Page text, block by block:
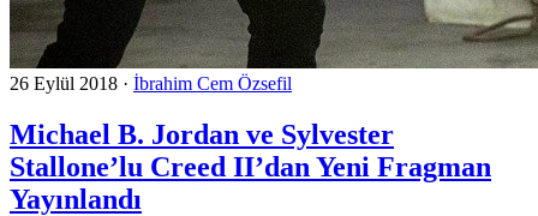
26 Eylül 2018 · İbrahim Cem Özsefil
Michael B. Jordan ve Sylvester
Stallone’lu Creed II’dan Yeni Fragman
Yayınlandı